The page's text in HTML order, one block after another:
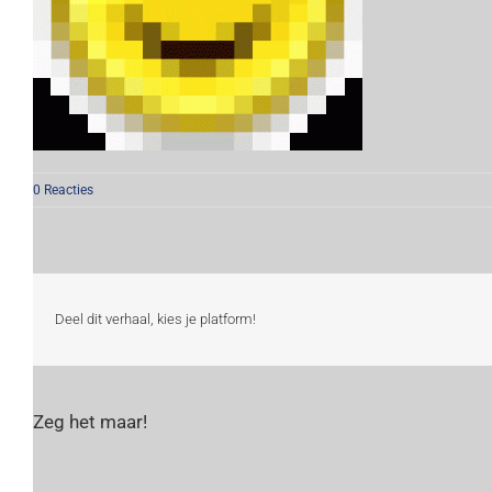
0 Reacties
Deel dit verhaal, kies je platform!
Zeg het maar!